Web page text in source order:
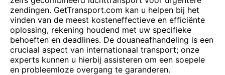
zendingen. GetTransport.com kan u helpen bij het
vinden van de meest kosteneffectieve en efficiënte
oplossing, rekening houdend met uw specifieke
behoeften en deadlines. De douaneafhandeling is een
cruciaal aspect van internationaal transport; onze
experts kunnen u hierbij assisteren om een soepele
en probleemloze overgang te garanderen.